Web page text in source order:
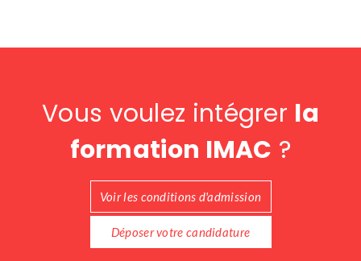
Vous voulez intégrer la
formation IMAC ?
Voir les conditions d'admission
Déposer votre candidature